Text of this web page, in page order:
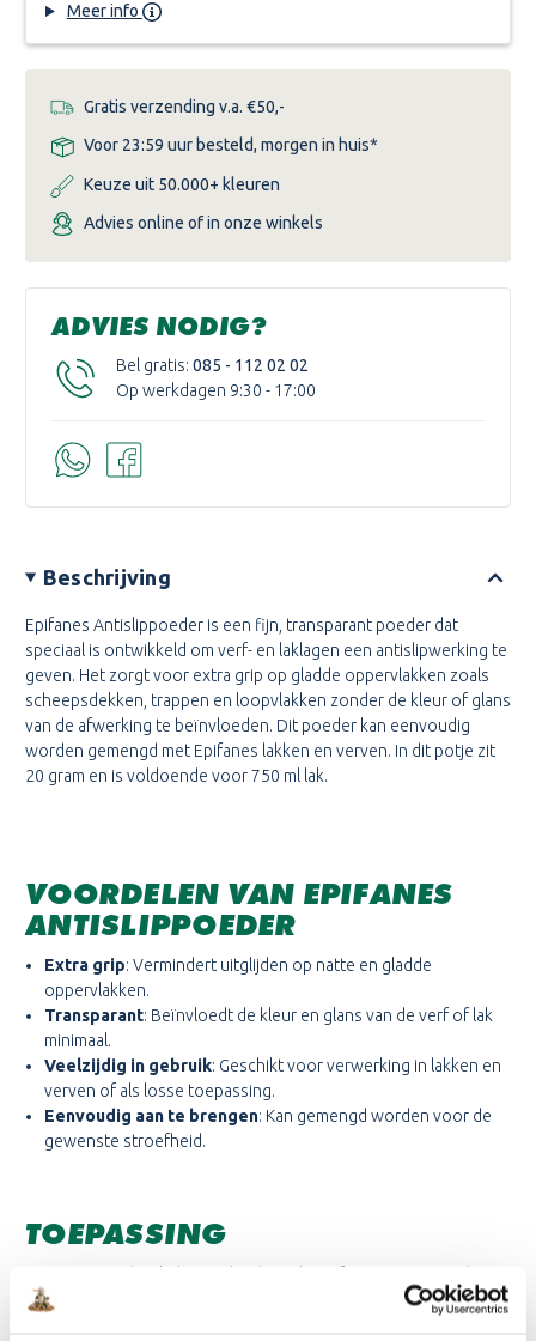
Meer info
Gratis verzending v.a. €50,-
Voor 23:59 uur besteld, morgen in huis*
Keuze uit 50.000+ kleuren
Advies online of in onze winkels
ADVIES NODIG?
Bel gratis: 085 - 112 02 02
Op werkdagen 9:30 - 17:00
Beschrijving
Epifanes Antislippoeder is een fijn, transparant poeder dat
speciaal is ontwikkeld om verf- en laklagen een antislipwerking te
geven. Het zorgt voor extra grip op gladde oppervlakken zoals
scheepsdekken, trappen en loopvlakken zonder de kleur of glans
van de afwerking te beïnvloeden. Dit poeder kan eenvoudig
worden gemengd met Epifanes lakken en verven. In dit potje zit
20 gram en is voldoende voor 750 ml lak.
VOORDELEN VAN EPIFANES
ANTISLIPPOEDER
Extra grip: Vermindert uitglijden op natte en gladde
oppervlakken.
Transparant: Beïnvloedt de kleur en glans van de verf of lak
minimaal.
Veelzijdig in gebruik: Geschikt voor verwerking in lakken en
verven of als losse toepassing.
Eenvoudig aan te brengen: Kan gemengd worden voor de
gewenste stroefheid.
TOEPASSING
lak, na toevoeging roeren en 20 minuten wachten. Breng de